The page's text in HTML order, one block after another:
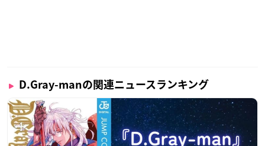
D.Gray-manの関連ニュースランキング